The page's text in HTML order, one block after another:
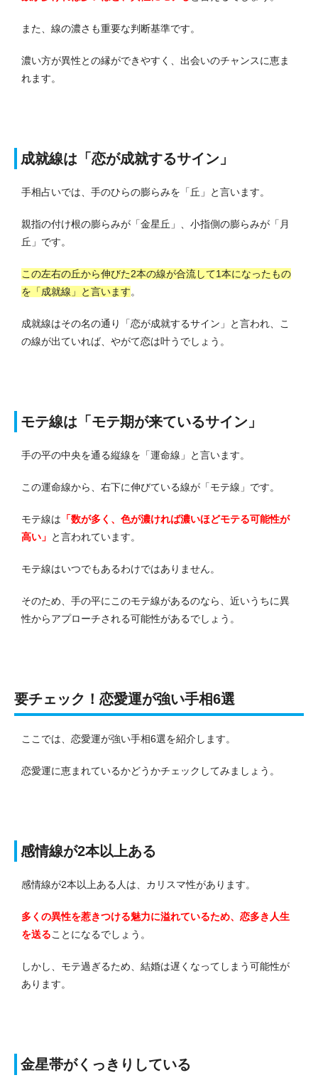
また、線の濃さも重要な判断基準です。
濃い方が異性との縁ができやすく、出会いのチャンスに恵ま
れます。
成就線は「恋が成就するサイン」
手相占いでは、手のひらの膨らみを「丘」と言います。
親指の付け根の膨らみが「金星丘」、小指側の膨らみが「月
丘」です。
この左右の丘から伸びた2本の線が合流して1本になったもの
を「成就線」と言います。
成就線はその名の通り「恋が成就するサイン」と言われ、こ
の線が出ていれば、やがて恋は叶うでしょう。
モテ線は「モテ期が来ているサイン」
手の平の中央を通る縦線を「運命線」と言います。
この運命線から、右下に伸びている線が「モテ線」です。
モテ線は 「数が多く、色が濃ければ濃いほどモテる可能性が
高い」 と言われています。
モテ線はいつでもあるわけではありません。
そのため、手の平にこのモテ線があるのなら、近いうちに異
性からアプローチされる可能性があるでしょう。
要チェック！恋愛運が強い手相6選
ここでは、恋愛運が強い手相6選を紹介します。
恋愛運に恵まれているかどうかチェックしてみましょう。
感情線が2本以上ある
感情線が2本以上ある人は、カリスマ性があります。
多くの異性を惹きつける魅力に溢れているため、恋多き人生
を送ることになるでしょう。
しかし、モテ過ぎるため、結婚は遅くなってしまう可能性が
あります。
金星帯がくっきりしている